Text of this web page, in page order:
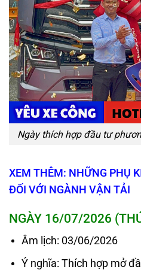
Ngày thích hợp đầu tư
XEM THÊM: NHỮNG PHỤ
ĐỐI VỚI NGÀNH VẬN TẢI
NGÀY 16/07/2026
Âm lịch: 03/06/2026
Ý nghĩa: Thích hợp mở